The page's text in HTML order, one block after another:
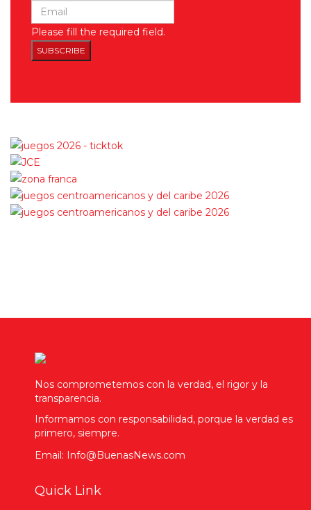
Please fill the required field.
SUBSCRIBE
Nos comprometemos con la verdad, el rigor y la
transparencia.
Informamos con responsabilidad, porque la verdad es
primero, siempre.
Email: Info@BuenasNews.com
Quick Link